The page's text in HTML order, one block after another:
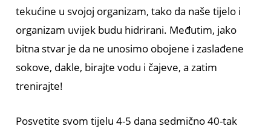
tekućine u svojoj organizam, tako da naše tijelo i
organizam uvijek budu hidrirani. Međutim, jako
bitna stvar je da ne unosimo obojene i zaslađene
sokove, dakle, birajte vodu i čajeve, a zatim
trenirajte!
Posvetite svom tijelu 4-5 dana sedmično 40-tak